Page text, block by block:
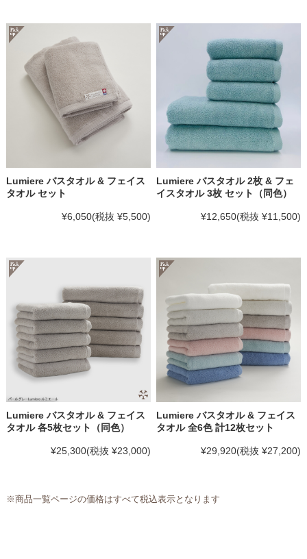
Lumiere バスタオル & フェイス
タオル セット
¥6,050(税抜 ¥5,500)
Lumiere バスタオル 2枚 & フェ
イスタオル 3枚 セット（同色）
¥12,650(税抜 ¥11,500)
Lumiere バスタオル & フェイス
タオル 各5枚セット（同色）
¥25,300(税抜 ¥23,000)
Lumiere バスタオル & フェイス
タオル 全6色 計12枚セット
¥29,920(税抜 ¥27,200)
※商品一覧ページの価格はすべて税込表示となります